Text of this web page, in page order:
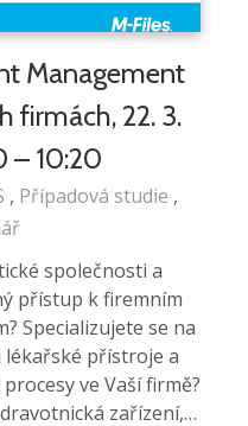
Management
firmách, 22. 3.
– 10:20
Případová studie
společnosti a
přístup k firemním
Specializujete se na
lékařské přístroje a
ve Vaší firmě?
zařízení,…